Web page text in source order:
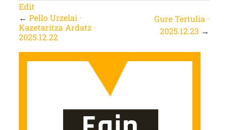
Edit
← Pello Urzelai ·
Kazetaritza Ardatz ·
2025.12.22
Gure Tertulia ·
2025.12.23 →